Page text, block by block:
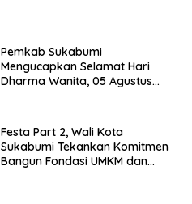
Pemkab Sukabumi
Mengucapkan Selamat Hari
Dharma Wanita, 05 Agustus
Festa Part 2, Wali Kota
Sukabumi Tekankan Komitmen
Bangun Fondasi UMKM dan